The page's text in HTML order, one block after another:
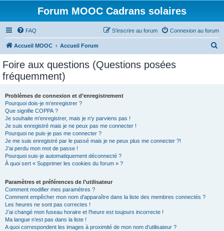
Forum MOOC Cadrans solaires
FAQ Connexion au forum
S’inscrire au forum
Accueil MOOC Accueil Forum
Foire aux questions (Questions posées
fréquemment)
Problèmes de connexion et d’enregistrement
Pourquoi dois-je m’enregistrer ?
Que signifie COPPA ?
Je souhaite m’enregistrer, mais je n’y parviens pas !
Je suis enregistré mais je ne peux pas me connecter !
Pourquoi ne puis-je pas me connecter ?
Je me suis enregistré par le passé mais je ne peux plus me connecter ?!
J’ai perdu mon mot de passe !
Pourquoi suis-je automatiquement déconnecté ?
À quoi sert « Supprimer les cookies du forum » ?
Paramètres et préférences de l’utilisateur
Comment modifier mes paramètres ?
Comment empêcher mon nom d’apparaître dans la liste des membres connectés ?
Les heures ne sont pas correctes !
J’ai changé mon fuseau horaire et l’heure est toujours incorrecte !
Ma langue n’est pas dans la liste !
A quoi correspondent les images à proximité de mon nom d’utilisateur ?